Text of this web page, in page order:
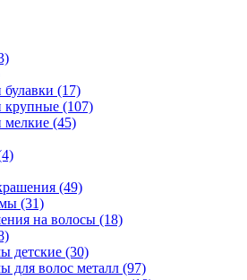
(17)
(107)
(45)
(49)
(31)
на волосы (18)
детские (30)
для волос металл (97)